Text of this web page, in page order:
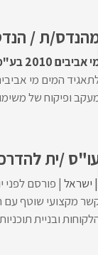
ת /
אביבים 2010 בע"מ
המים מי
ופיקוח של
/ית
ישראל פורסם לפני
מקצועי שוטף עם
ובניית